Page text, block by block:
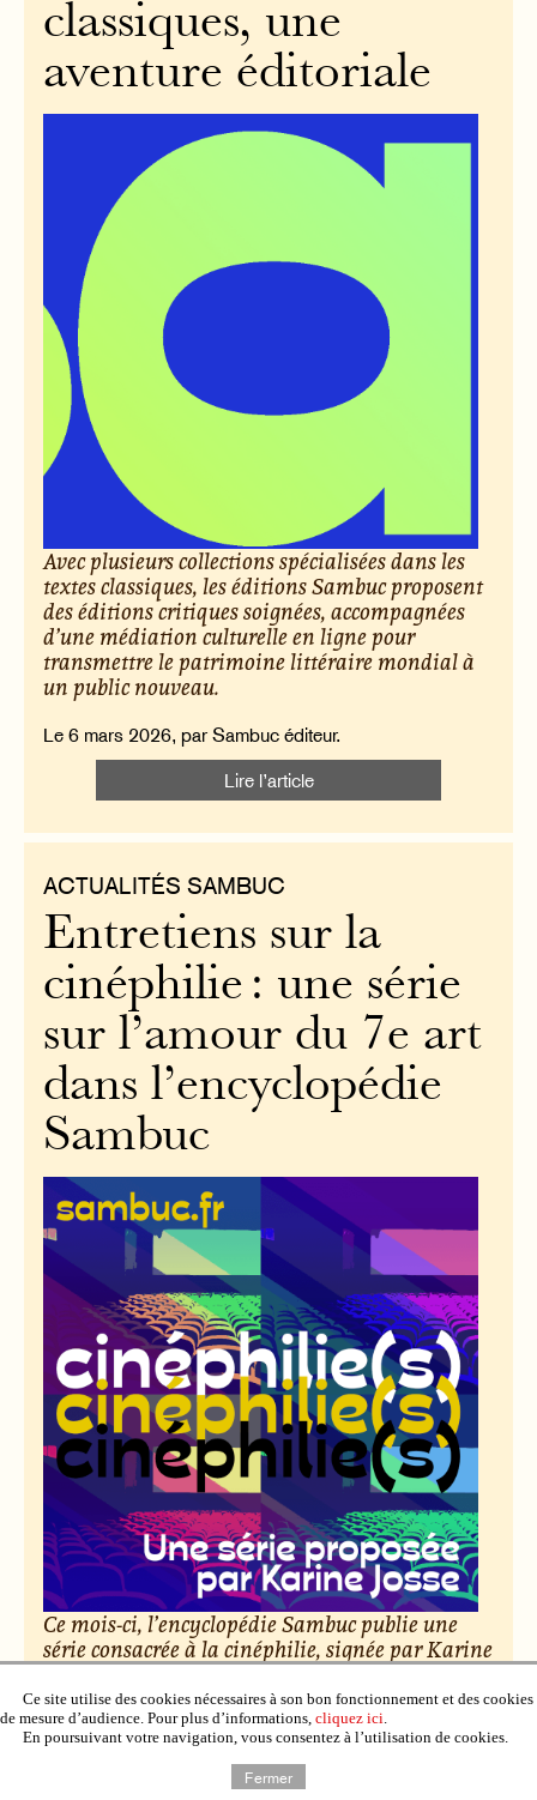
classiques, une
aventure éditoriale
Avec plusieurs collections spécialisées dans les
textes classiques, les éditions Sambuc proposent
des éditions critiques soignées, accompagnées
d’une médiation culturelle en ligne pour
transmettre le patrimoine littéraire mondial à
un public nouveau.
Le 6 mars 2026, par Sambuc éditeur.
Lire l’article
ACTUALITÉS SAMBUC
Entretiens sur la
cinéphilie : une série
sur l’amour du 7e art
dans l’encyclopédie
Sambuc
Ce mois-ci, l’encyclopédie Sambuc publie une
série consacrée à la cinéphilie, signée par Karine
Josse. Des salles obscures aux vidéo-clubs,
découvrez cent nuances d’amour du cinéma.
Le 6 février 2026, par Raphaël Deuff.
Lire l’article
Ce site utilise des cookies nécessaires à son bon fonctionnement et des cookies
de mesure d’audience. Pour plus d’informations, cliquez ici.
En poursuivant votre navigation, vous consentez à l’utilisation de cookies.
Fermer